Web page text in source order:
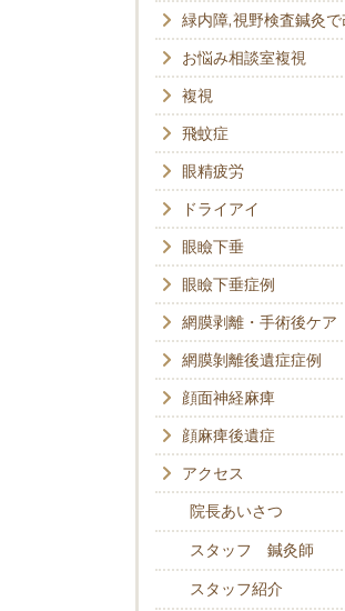
緑内障,視野検査鍼灸
お悩み相談室複視
複視
飛蚊症
眼精疲労
ドライアイ
眼瞼下垂
眼瞼下垂症例
網膜剥離・手術後ケア
網膜剝離後遺症症例
顔面神経麻痺
顔麻痺後遺症
アクセス
院長あいさつ
スタッフ 鍼灸師
スタッフ紹介